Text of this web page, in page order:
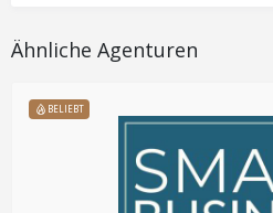
Ähnliche Agenturen
BELIEBT